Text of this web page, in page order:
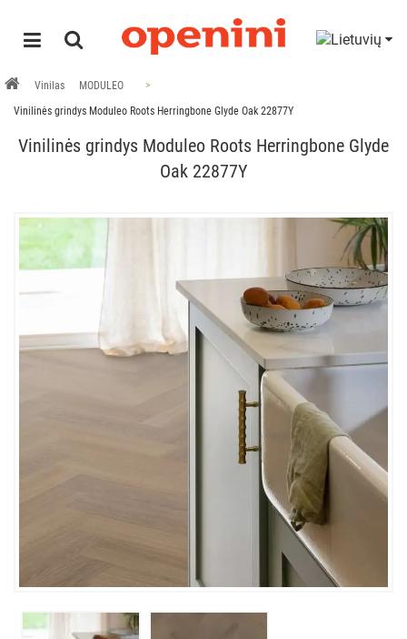
Vinilas
MODULEO
Vinilinės grindys Moduleo Roots Herringbone Glyde Oak 22877Y
Vinilinės grindys Moduleo Roots Herringbone Glyde
Oak 22877Y